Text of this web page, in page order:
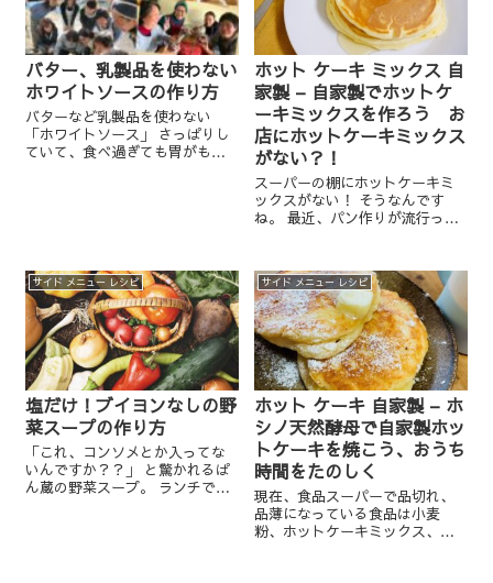
バター、乳製品を使わない
ホワイトソースの作り方
バターなど乳製品を使わない
「ホワイトソース」 さっぱりし
ていて、食べ過ぎても胃がもた
ホット ケーキ ミックス 自
家製 – 自家製でホットケ
ーキミックスを作ろう お
店にホットケーキミックス
がない？！
スーパーの棚にホットケーキミ
ックスがない！ そうなんです
ね。 最近、パン作りが流行って
連休ということもあって、おう
ちでのパンやお菓子時間が増え
ているんでしょうね。 昨日、...
サイド メニュー レシピ
塩だけ！ブイヨンなしの野
菜スープの作り方
「これ、コンソメとか入ってな
いんですか？？」 と驚かれるぱ
ん蔵の野菜スープ。 ランチでよ
サイド メニュー レシピ
ホット ケーキ 自家製 – ホ
シノ天然酵母で自家製ホッ
トケーキを焼こう、おうち
時間をたのしく
現在、食品スーパーで品切れ、
品薄になっている食品は小麦
粉、ホットケーキミックス、お